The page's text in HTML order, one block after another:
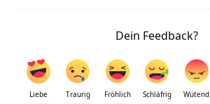
Dein Feedback?
Liebe Traurig Fröhlich Schläfrig Wütend